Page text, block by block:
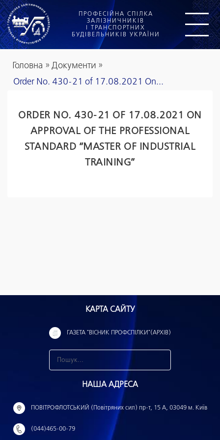
ПРОФЕСІЙНА СПІЛКА
ЗАЛІЗНИЧНИКІВ
І ТРАНСПОРТНИХ
БУДІВЕЛЬНИКІВ УКРАЇНИ
Головна » Документи »
Order No. 430-21 of 17.08.2021 On...
ORDER NO. 430-21 OF 17.08.2021 ON
APPROVAL OF THE PROFESSIONAL
STANDARD “MASTER OF INDUSTRIAL
TRAINING”
КАРТА САЙТУ
ГАЗЕТА "ВІСНИК ПРОФСПІЛКИ"(АРХІВ)
н
й
НАША АДРЕСА
ПОВІТРОФЛОТСЬКИЙ (Повітряних сил) пр-т, 15 А, 03049 м. Київ
(044)465-00-79